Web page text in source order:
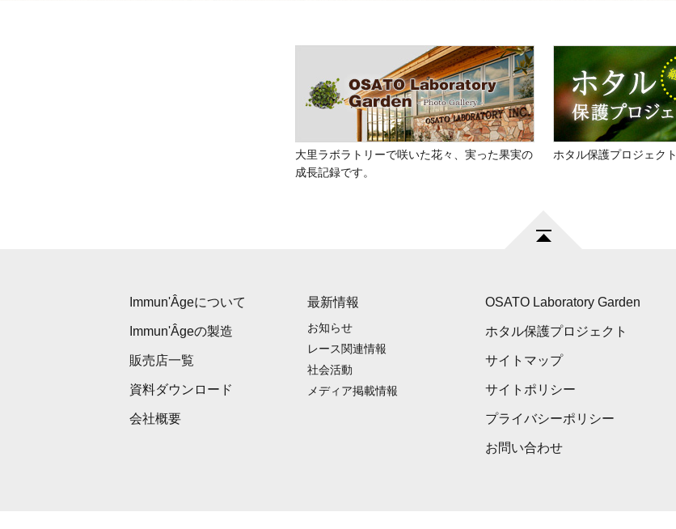
大里ラボラトリーで咲いた花々、実った果実の
成長記録です。
ホタル保護プロジェクト
Immun'Âgeについて
Immun'Âgeの製造
販売店一覧
資料ダウンロード
会社概要
最新情報
お知らせ
レース関連情報
社会活動
メディア掲載情報
OSATO Laboratory Garden
ホタル保護プロジェクト
サイトマップ
サイトポリシー
プライバシーポリシー
お問い合わせ